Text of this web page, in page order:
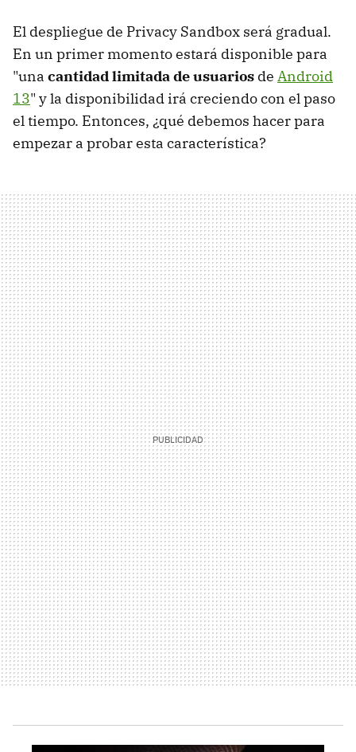
El despliegue de Privacy Sandbox será gradual.
En un primer momento estará disponible para
"una cantidad limitada de usuarios de Android
13" y la disponibilidad irá creciendo con el paso
el tiempo. Entonces, ¿qué debemos hacer para
empezar a probar esta característica?